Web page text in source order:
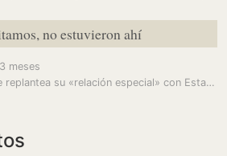
no estuvieron ahí
3 meses
El Reino Unido se replantea su «relación especial» con Estados Unidos